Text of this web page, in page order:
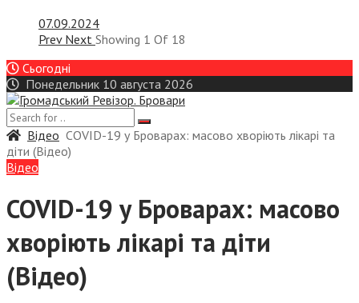
07.09.2024
Prev Next Showing 1 Of 18
Сьогодні
Понедельник 10 августа 2026
Відео COVID-19 у Броварах: масово хворіють лікарі та
діти (Відео)
Відео
COVID-19 у Броварах: масово
хворіють лікарі та діти
(Відео)